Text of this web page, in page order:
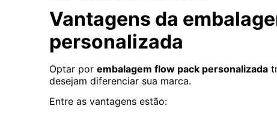
Vantagens da
personalizada
Optar por embalagem flow pack personalizada
desejam diferenciar sua marca.
Entre as vantagens estão: